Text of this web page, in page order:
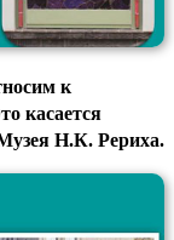
к
касается
Н.К. Рериха.